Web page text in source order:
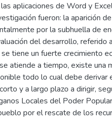
aplicaciones de Word y
fueron: la aparición
por la subhuella de
del desarrollo, referido
tiene un fuerte crecimiento
atiende a tiempo, existe una
todo lo cual debe derivar
y a largo plazo a dirigir,
Locales del Poder
por el rescate de los